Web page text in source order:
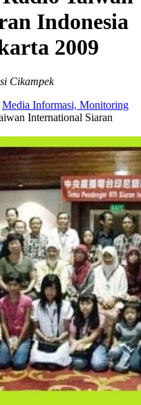
Indonesia
2009
Cikampek
Media Informasi, Monitoring
International Siaran